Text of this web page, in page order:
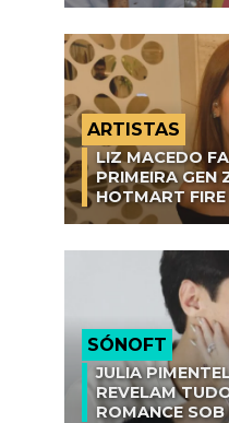
ARTISTAS
LIZ MACEDO
PRIMEIRA GEN
HOTMART
SÓNOFT
JULIA
REVELAM
ROMANCE